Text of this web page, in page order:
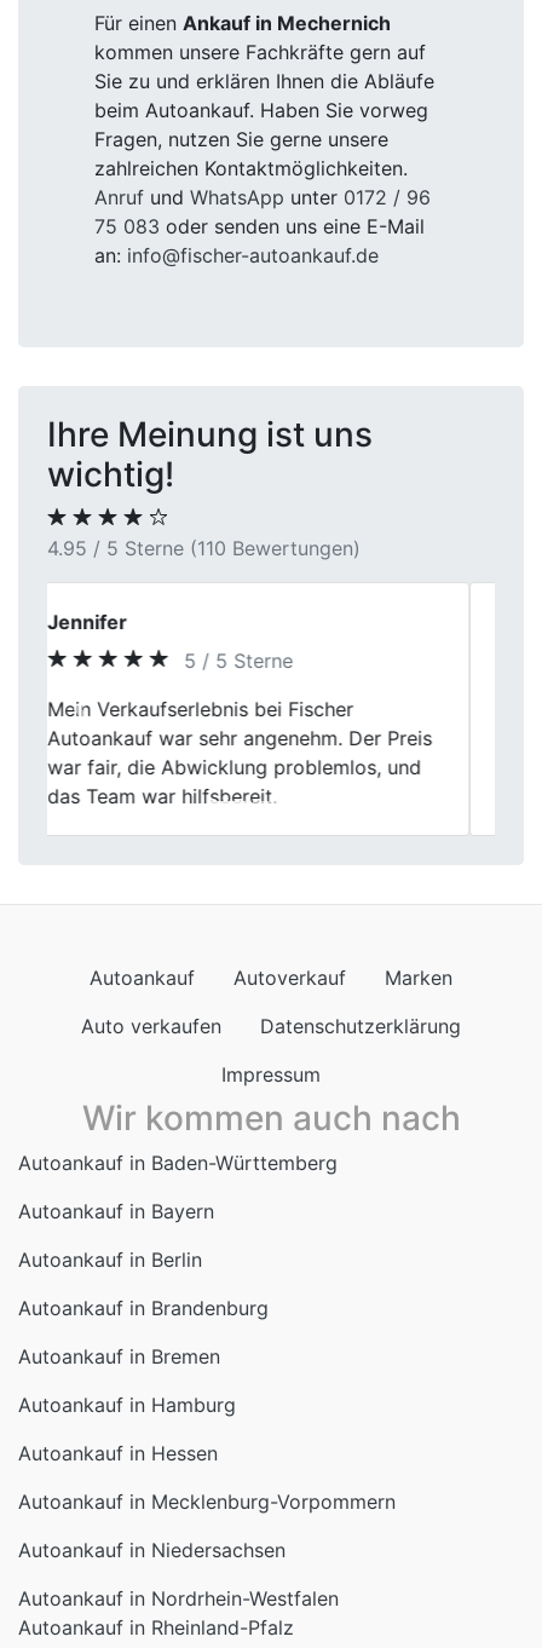
Für einen Ankauf in Mechernich
kommen unsere Fachkräfte gern auf
Sie zu und erklären Ihnen die Abläufe
beim Autoankauf. Haben Sie vorweg
Fragen, nutzen Sie gerne unsere
zahlreichen Kontaktmöglichkeiten.
Anruf und WhatsApp unter 0172 / 96
75 083 oder senden uns eine E-Mail
an: info@fischer-autoankauf.de
Ihre Meinung ist uns
wichtig!
4.95 / 5 Sterne (110 Bewertungen)
Sabine K.
5 / 5 Sterne
Ich habe mein Auto nach Ablauf des
Leasings abgegeben. Bewertung und
Übergabe erfolgten sachlich und
professionell.
Previous
Autoankauf Autoverkauf
Marken
Auto verkaufen
Datenschutzerklärung
Impressum
Wir kommen auch nach
Autoankauf in Baden-Württemberg
Autoankauf in Bayern
Autoankauf in Berlin
Autoankauf in Brandenburg
Autoankauf in Bremen
Autoankauf in Hamburg
Autoankauf in Hessen
Autoankauf in Mecklenburg-Vorpommern
Autoankauf in Niedersachsen
Autoankauf in Nordrhein-Westfalen
Autoankauf in Rheinland-Pfalz